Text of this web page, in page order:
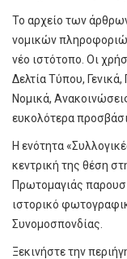
Το αρχείο των
νομικών
νέο ιστότοπο. Οι
Δελτία Τύπου,
Νομικά,
ευκολότερα
H ενότητα
κεντρική της θέση
Πρωτομαγιάς
ιστορικό
Συνομοσπονδίας.
Ξεκινήστε την